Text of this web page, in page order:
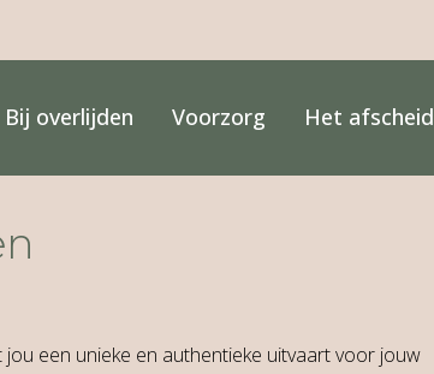
Bij overlijden Voorzorg Het afscheid
een unieke en authentieke uitvaart voor jouw